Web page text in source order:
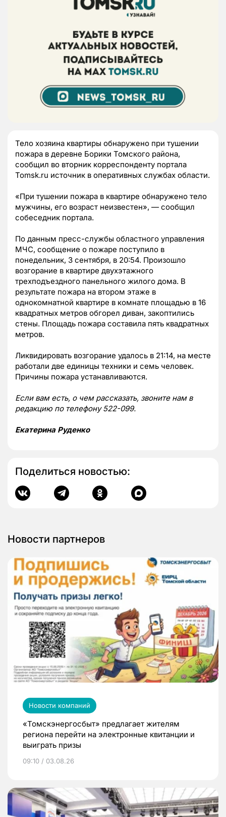
Тело хозяина квартиры обнаружено при тушении
пожара в деревне Борики Томского района,
сообщил во вторник корреспонденту портала
Tomsk.ru источник в оперативных службах области.
«При тушении пожара в квартире обнаружено тело
мужчины, его возраст неизвестен», — сообщил
собеседник портала.
По данным пресс-службы областного управления
МЧС, сообщение о пожаре поступило в
понедельник, 3 сентября, в 20:54. Произошло
возгорание в квартире двухэтажного
трехподъездного панельного жилого дома. В
результате пожара на втором этаже в
однокомнатной квартире в комнате площадью в 16
квадратных метров обгорел диван, закоптились
стены. Площадь пожара составила пять квадратных
метров.
Ликвидировать возгорание удалось в 21:14, на месте
работали две единицы техники и семь человек.
Причины пожара устанавливаются.
Если вам есть, о чем рассказать, звоните нам в
редакцию по телефону 522-099.
Екатерина Руденко
Поделиться новостью:
Новости партнеров
Новости компаний
«Томскэнергосбыт» предлагает жителям
региона перейти на электронные квитанции и
выиграть призы
09:10 / 03.08.26